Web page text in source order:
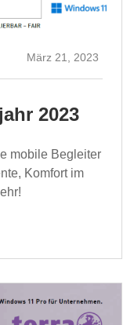
März 21, 2023
2023
mobile Begleiter
Komfort im